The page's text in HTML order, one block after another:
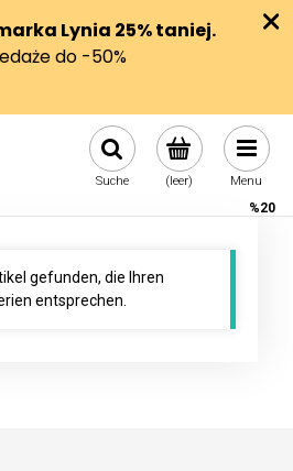
(leer)
Suche Menu
%20
gefunden, die Ihren
entsprechen.